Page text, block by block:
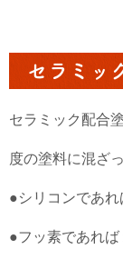
セラミッ
セラミック配合
度の塗料に混ざ
●シリコンであ
●フッ素であれ